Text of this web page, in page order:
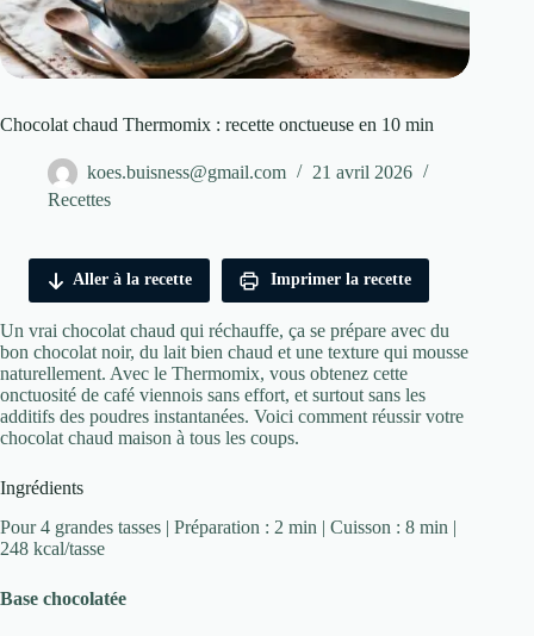
Chocolat chaud Thermomix : recette onctueuse en 10 min
koes.buisness@gmail.com
21 avril 2026
Recettes
Aller à la recette Imprimer la recette
Un vrai chocolat chaud qui réchauffe, ça se prépare avec du
bon chocolat noir, du lait bien chaud et une texture qui mousse
naturellement. Avec le Thermomix, vous obtenez cette
onctuosité de café viennois sans effort, et surtout sans les
additifs des poudres instantanées. Voici comment réussir votre
chocolat chaud maison à tous les coups.
Ingrédients
Pour 4 grandes tasses | Préparation : 2 min | Cuisson : 8 min |
248 kcal/tasse
Base chocolatée